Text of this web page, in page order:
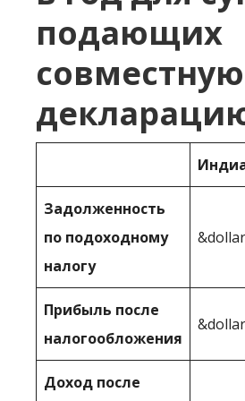
подающих
совместную
Задолженность
по подоходному
налогу
Прибыль после
налогообложения
Доход после